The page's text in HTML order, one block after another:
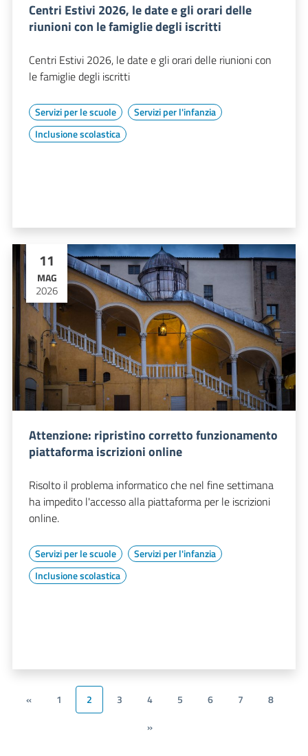
Centri Estivi 2026, le date e gli orari delle
riunioni con le famiglie degli iscritti
Centri Estivi 2026, le date e gli orari delle riunioni con
le famiglie degli iscritti
Servizi per le scuole
Servizi per l'infanzia
Inclusione scolastica
11
MAG
2026
Attenzione: ripristino corretto funzionamento
piattaforma iscrizioni online
Risolto il problema informatico che nel fine settimana
ha impedito l'accesso alla piattaforma per le iscrizioni
online.
Servizi per le scuole
Servizi per l'infanzia
Inclusione scolastica
« 1 2 3 4 5 6 7
8
»